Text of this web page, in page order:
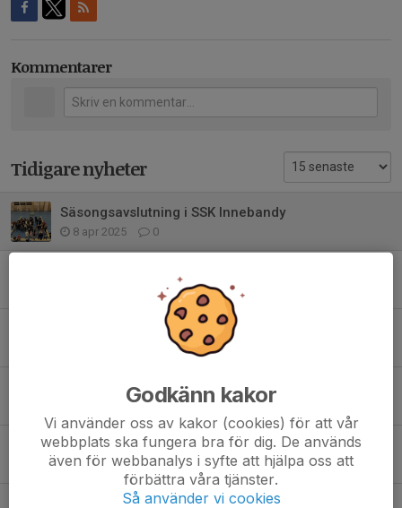
Kommentarer
Tidigare nyheter
Säsongsavslutning i SSK Innebandy
8 apr 2025 0
1
Är du sugen på att testa innebandy?
Information till ungdomslagen gällande Covid-19
13 mar 2020 0
Intresseförfrågan, 09:or innebandy
21 jan 2020 0
Prova-på-träning barn födda 2012
Godkänn kakor
Vi använder oss av kakor (cookies) för att vår
webbplats ska fungera bra för dig. De används
även för webbanalys i syfte att hjälpa oss att
förbättra våra tjänster.
Så använder vi cookies